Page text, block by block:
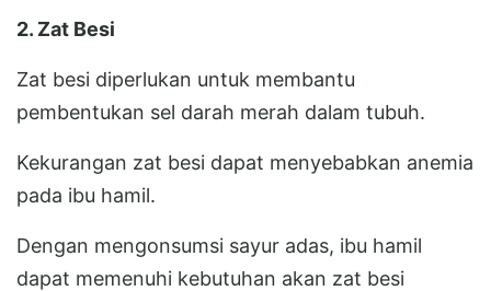
2. Zat Besi
Zat besi diperlukan untuk membantu
pembentukan sel darah merah dalam tubuh.
Kekurangan zat besi dapat menyebabkan anemia
pada ibu hamil.
Dengan mengonsumsi sayur adas, ibu hamil
dapat memenuhi kebutuhan akan zat besi